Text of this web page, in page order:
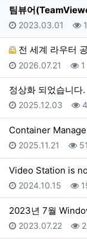
팀뷰어
등록일
2023.03.01
전 세계 라우터
등록일
2026.07.21 1
정상화 되었습니다.
등록일
2025.12.03
Container
등록일
2025.11.21
Video Station is
등록일
2024.10.15
2023년 7월
등록일
2023.07.22